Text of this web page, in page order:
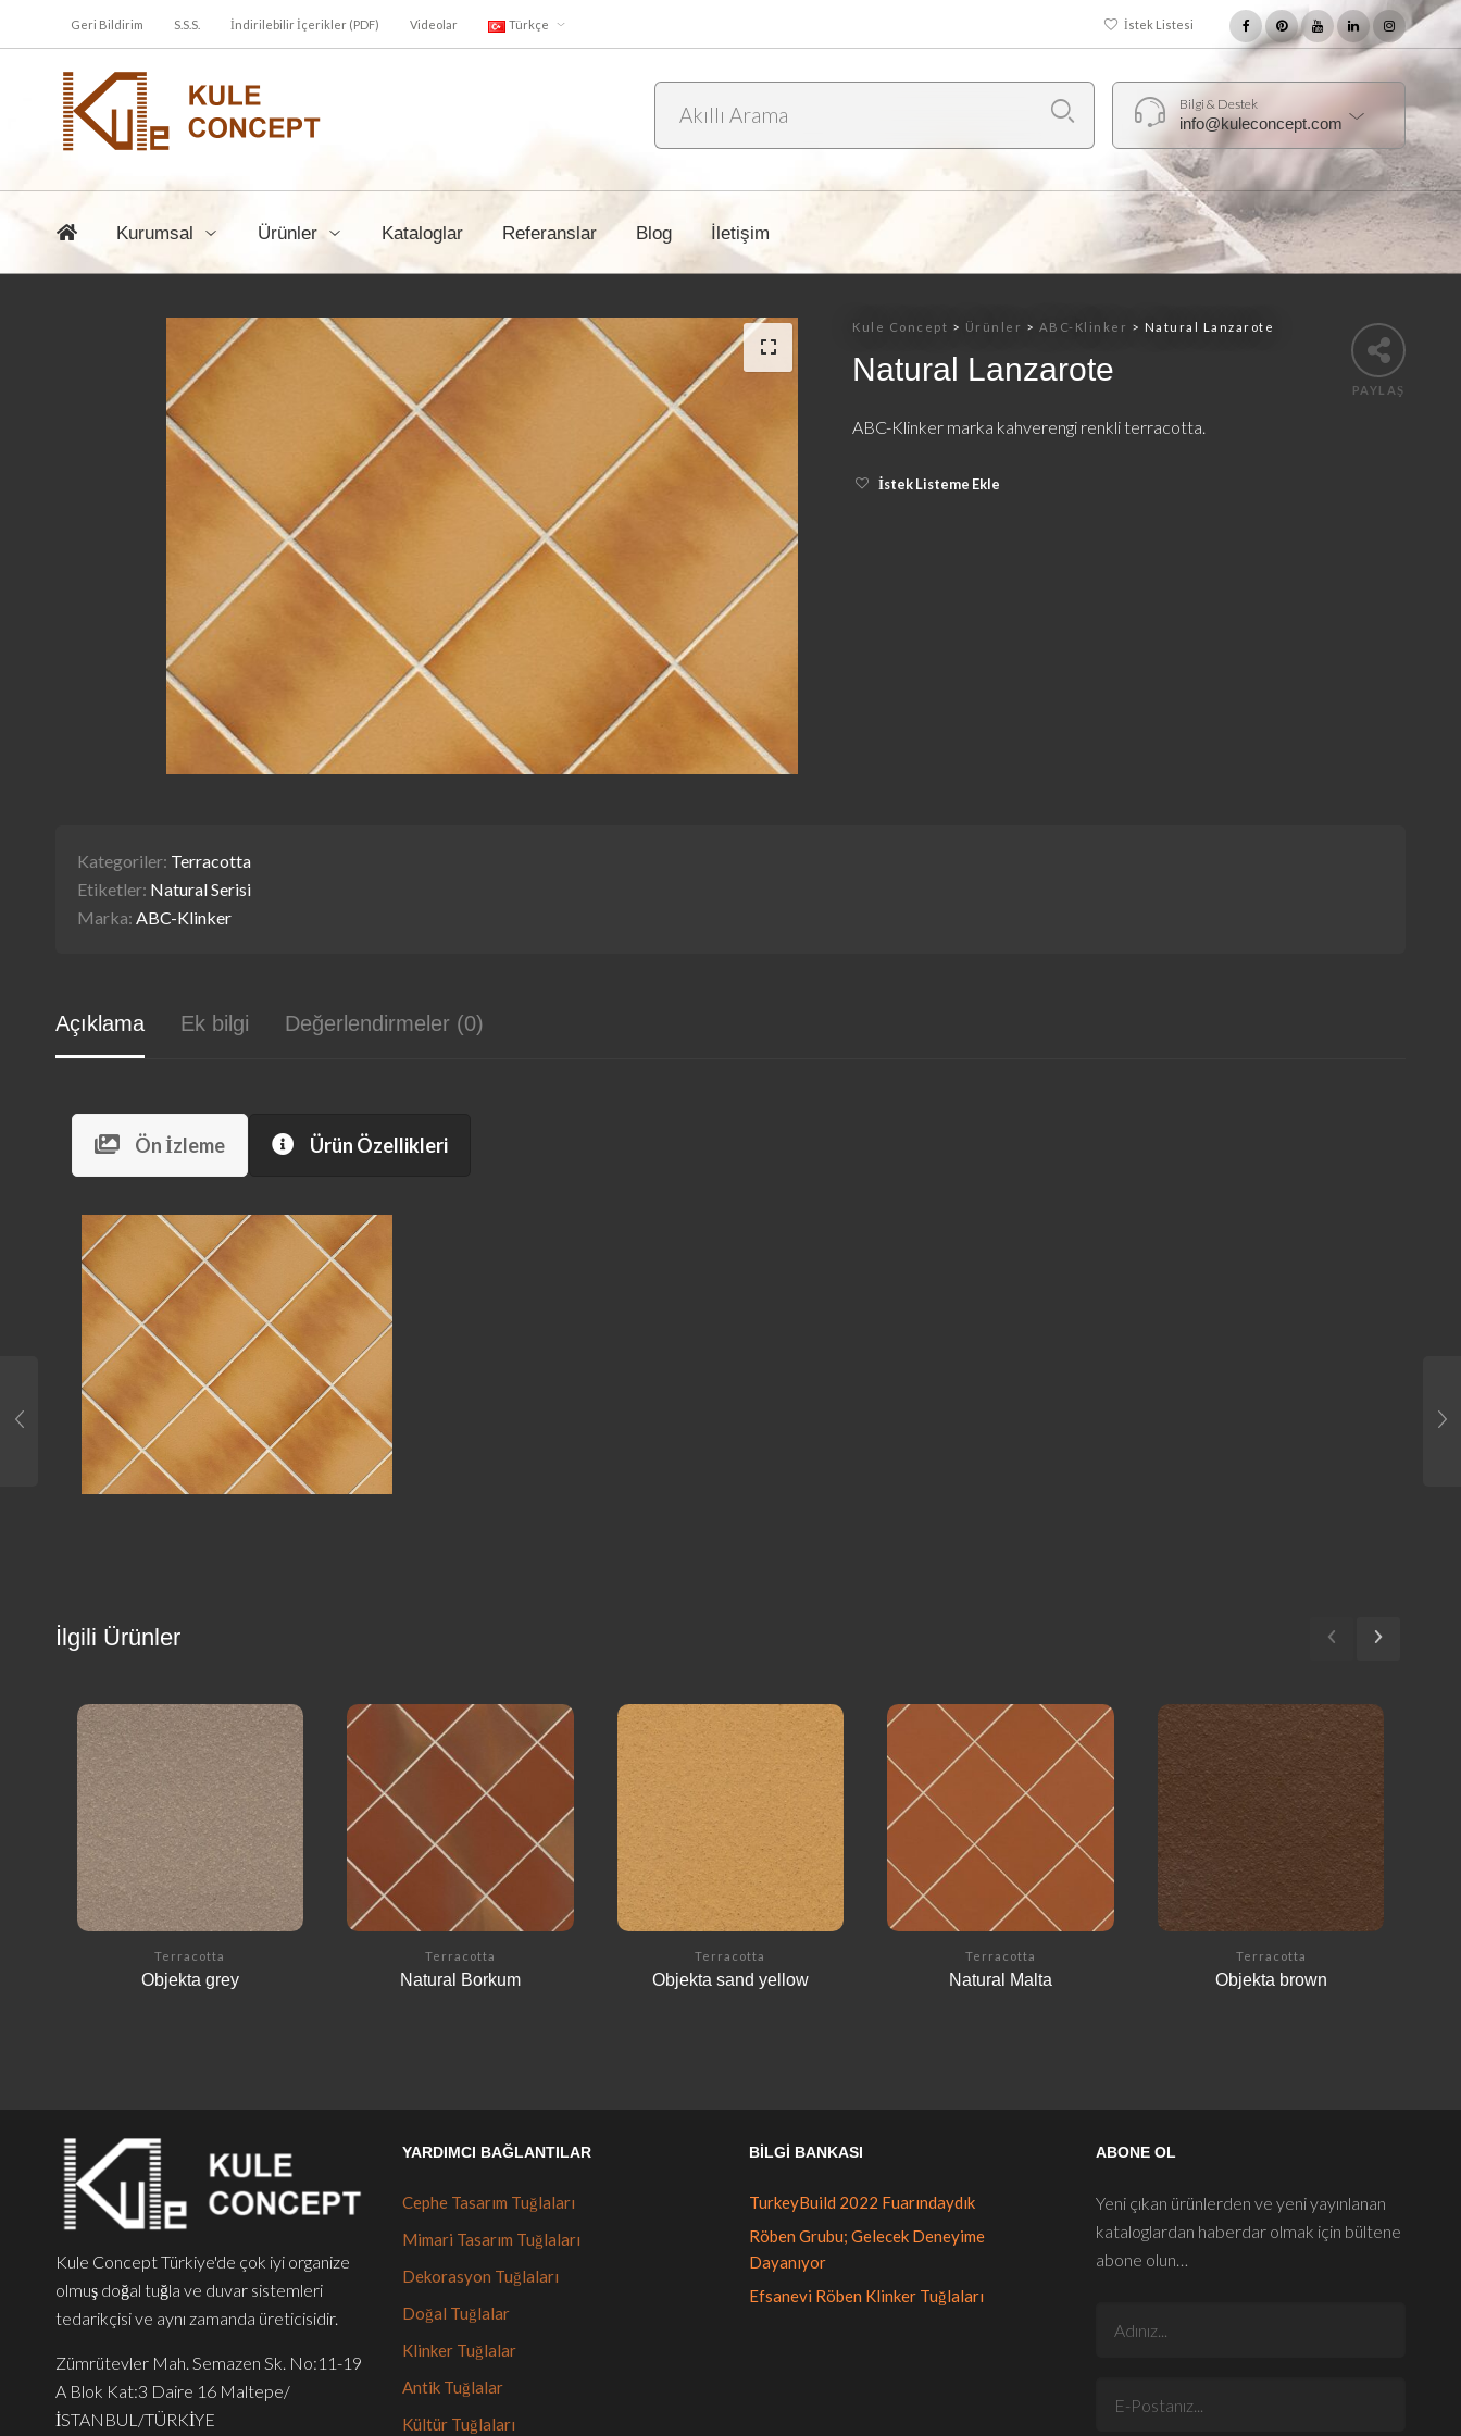
Geri Bildirim S.S.S. İndirilebilir İçerikler (PDF) Videolar Türkçe İstek Listesi
Bilgi & Destek
info@kuleconcept.com
Kurumsal Ürünler Kataloglar Referanslar Blog İletişim
PAYLAŞ
Kule Concept > Ürünler > ABC-Klinker > Natural Lanzarote
Natural Lanzarote
ABC-Klinker marka kahverengi renkli terracotta.
İstek Listeme Ekle
Kategoriler: Terracotta
Etiketler: Natural Serisi
Marka: ABC-Klinker
Açıklama Ek bilgi Değerlendirmeler (0)
Ön İzleme Ürün Özellikleri
İlgili Ürünler
Terracotta
Objekta grey
Terracotta
Natural Borkum
Terracotta
Objekta sand yellow
Terracotta
Natural Malta
Terracotta
Objekta brown
Kule Concept Türkiye'de çok iyi organize
olmuş doğal tuğla ve duvar sistemleri
tedarikçisi ve aynı zamanda üreticisidir.
Zümrütevler Mah. Semazen Sk. No:11-19
A Blok Kat:3 Daire 16 Maltepe/
İSTANBUL/TÜRKİYE
YARDIMCI BAĞLANTILAR
Cephe Tasarım Tuğlaları
Mimari Tasarım Tuğlaları
Dekorasyon Tuğlaları
Doğal Tuğlalar
Klinker Tuğlalar
Antik Tuğlalar
Kültür Tuğlaları
BILGI BANKASI
TurkeyBuild 2022 Fuarındaydık
Röben Grubu; Gelecek Deneyime
Dayanıyor
Efsanevi Röben Klinker Tuğlaları
ABONE OL
Yeni çıkan ürünlerden ve yeni yayınlanan
kataloglardan haberdar olmak için bültene
abone olun…